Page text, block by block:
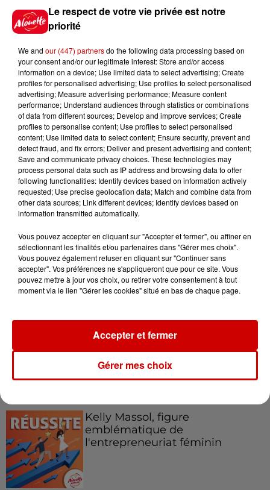
Jeux Voir plus
Festival du Roi Arthur 2026 !
Gagnez vos entrées pour le
Musée du Sport Automobile au
Mans !
Alouette vous invite à
Futuroscope Xperiences !
Le Duel - Gagnez votre balade
en jet ski !
Podcasts
Kelly Massol, figure
emblématique de
l'entrepreneuriat féminin
Le respect de votre vie privée est notre
priorité
We and our (447) partnersdo the following data processing based on
your consent and/or our legitimate interest: Store and/or access
information on a device; Use limited data to select advertising; Create
profiles for personalised advertising; Use profiles to select personalised
advertising; Measure advertising performance; Measure content
performance; Understand audiences through statistics or combinations
of data from different sources; Develop and improve services; Create
profiles to personalise content; Use profiles to select personalised
content; Use limited data to select content; Ensure security, prevent and
detect fraud, and fix errors; Deliver and present advertising and content;
Save and communicate privacy choices. These technologies may
process personal data such as IP address and browsing data to offer
following functionalities: Identify devices based on information actively
requested; Use precise geolocation data; Match and combine data from
other data sources; Link different devices; Identify devices based on
information transmitted automatically.
Vous pouvez accepter en cliquant sur "Accepter et fermer", ou affiner en
sélectionnant les finalités et/ou partenaires dans "Gérer mes choix".
Vous pouvez également refuser en cliquant sur "Continuer sans
accepter". Vos préférences ne s'appliqueront que pour ce site. Vous
pouvez mettre à jour vos choix, ou retirer votre consentement à tout
moment via le lien "Gérer les cookies" situé en bas de chaque page.
Gérer mes choix
Accepter et fermer